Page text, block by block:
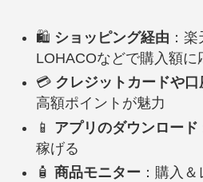
🛍 ショッピング経由 ：
LOHACOなどで購入額に
💳 クレジットカードや口
高額ポイントが魅力
📱 アプリのダウンロード
稼げる
🧴 商品モニター ：購入